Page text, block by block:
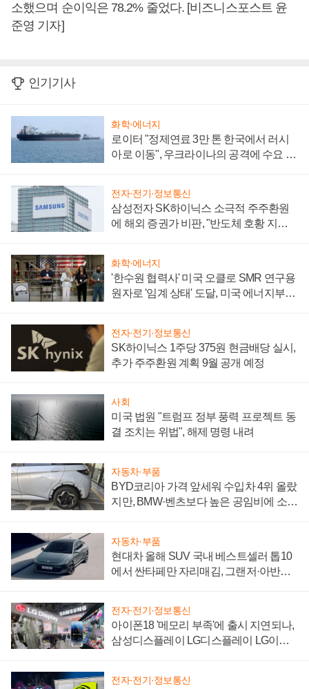
소했으며 순이익은 78.2% 줄었다. [비즈니스포스트 윤
준영 기자]
인기기사
화학·에너지
로이터 "정제연료 3만 톤 한국에서 러시
아로 이동", 우크라이나의 공격에 수요 늘
전자·전기·정보통신
삼성전자 SK하이닉스 소극적 주주환원
에 해외 증권가 비판, "반도체 호황 지속
화학·에너지
'한수원 협력사' 미국 오클로 SMR 연구용
원자로 '임계 상태' 도달, 미국 에너지부
전자·전기·정보통신
SK하이닉스 1주당 375원 현금배당 실시,
추가 주주환원 계획 9월 공개 예정
사회
미국 법원 "트럼프 정부 풍력 프로젝트 동
결 조치는 위법", 해제 명령 내려
자동차·부품
BYD코리아 가격 앞세워 수입차 4위 올랐
지만, BMW·벤츠보다 높은 공임비에 소비
자동차·부품
현대차 올해 SUV 국내 베스트셀러 톱10
에서 싼타페만 자리매김, 그랜저·아반떼
전자·전기·정보통신
아이폰18 '메모리 부족'에 출시 지연되나,
삼성디스플레이 LG디스플레이 LG이노
전자·전기·정보통신